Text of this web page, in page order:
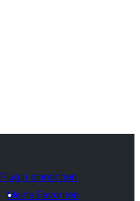
Plugin einreichen
Meine Favoriten